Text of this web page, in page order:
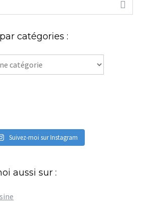
catégories :
Suivez-moi sur Instagram
aussi sur :